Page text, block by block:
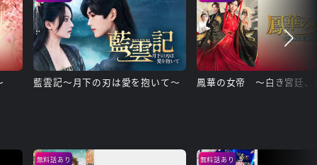
藍雲記～月下の刃は愛を抱いて～
無料話あり 無料話あり